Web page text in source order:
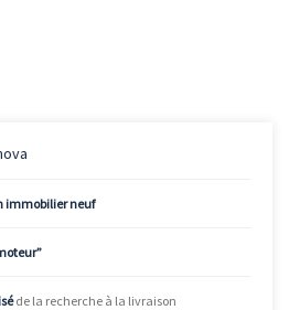
immobilier neuf
de la recherche à la livraison